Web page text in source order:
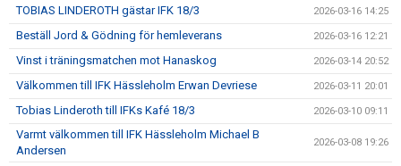
TOBIAS LINDEROTH gästar IFK 18/3 2026-03-16 14:25
Beställ Jord & Gödning för hemleverans 2026-03-16 12:21
Vinst i träningsmatchen mot Hanaskog 2026-03-14 20:52
Välkommen till IFK Hässleholm Erwan Devriese 2026-03-11 20:01
Tobias Linderoth till IFKs Kafé 18/3 2026-03-10 09:11
Varmt välkommen till IFK Hässleholm Michael B
Andersen
2026-03-08 19:26